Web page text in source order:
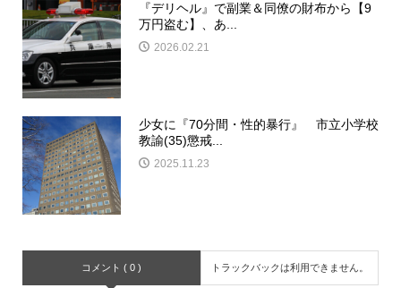
『デリヘル』で副業＆同僚の財布から【9
万円盗む】、あ...
2026.02.21
少女に『70分間・性的暴行』 市立小学校
教諭(35)懲戒...
2025.11.23
コメント ( 0 ) トラックバックは利用できません。